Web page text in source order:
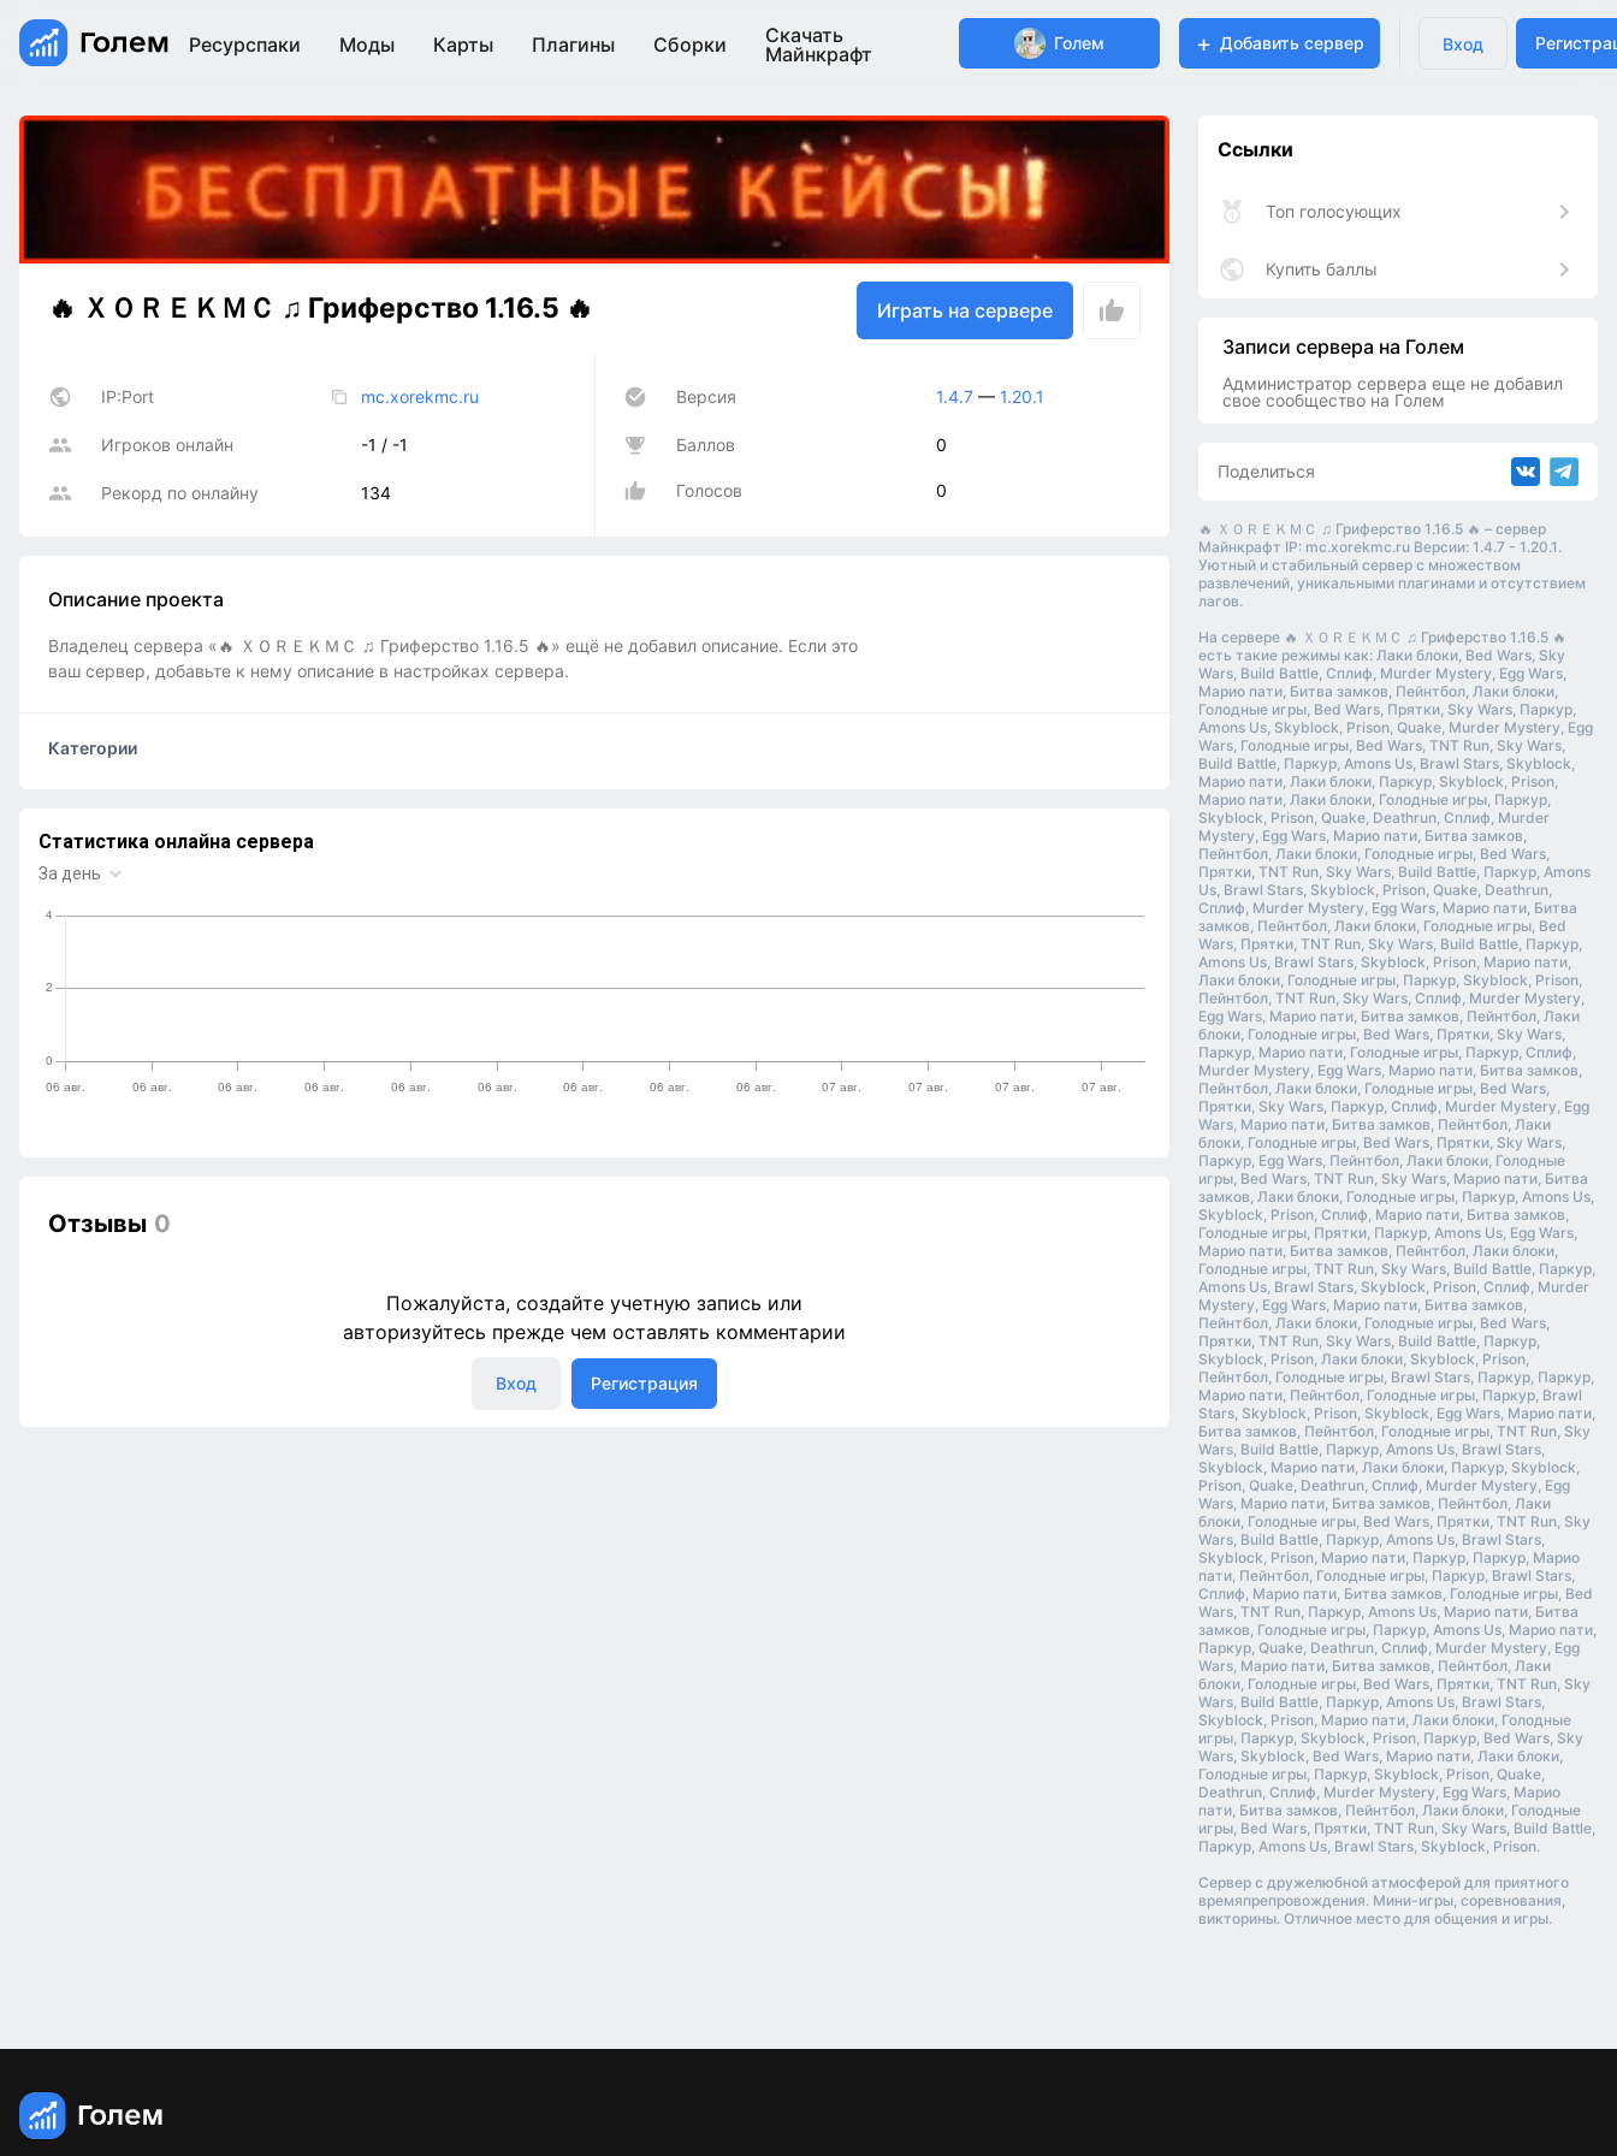
Ресурспаки Моды Карты Плагины Сборки
Скачать
Майнкрафт
Голем Добавить сервер Вход
🔥 ＸＯＲＥＫＭＣ ♫ Гриферство 1.16.5 🔥 Играть на сервере
IP:Port mc.xorekmc.ru
Игроков онлайн -1 / -1
Рекорд по онлайну 134
Версия 1.4.7 — 1.20.1
Баллов 0
Голосов 0
Описание проекта
Владелец сервера «🔥 ＸＯＲＥＫＭＣ ♫ Гриферство 1.16.5 🔥» ещё не добавил описание. Если это
ваш сервер, добавьте к нему описание в настройках сервера.
Категории
Отзывы 0
Пожалуйста, создайте учетную запись или
авторизуйтесь прежде чем оставлять комментарии
Вход Регистрация
Ссылки
Топ голосующих
Купить баллы
Записи сервера на Голем
Администратор сервера еще не добавил
свое сообщество на Голем
Поделиться
🔥 ＸＯＲＥＫＭＣ ♫ Гриферство 1.16.5 🔥 – сервер
Майнкрафт IP: mc.xorekmc.ru Версии: 1.4.7 - 1.20.1.
Уютный и стабильный сервер с множеством
развлечений, уникальными плагинами и отсутствием
лагов.
На сервере 🔥 ＸＯＲＥＫＭＣ ♫ Гриферство 1.16.5 🔥
есть такие режимы как: Лаки блоки, Bed Wars, Sky
Wars, Build Battle, Сплиф, Murder Mystery, Egg Wars,
Марио пати, Битва замков, Пейнтбол, Лаки блоки,
Голодные игры, Bed Wars, Прятки, Sky Wars, Паркур,
Amons Us, Skyblock, Prison, Quake, Murder Mystery, Egg
Wars, Голодные игры, Bed Wars, TNT Run, Sky Wars,
Build Battle, Паркур, Amons Us, Brawl Stars, Skyblock,
Марио пати, Лаки блоки, Паркур, Skyblock, Prison,
Марио пати, Лаки блоки, Голодные игры, Паркур,
Skyblock, Prison, Quake, Deathrun, Сплиф, Murder
Mystery, Egg Wars, Марио пати, Битва замков,
Пейнтбол, Лаки блоки, Голодные игры, Bed Wars,
Прятки, TNT Run, Sky Wars, Build Battle, Паркур, Amons
Us, Brawl Stars, Skyblock, Prison, Quake, Deathrun,
Сплиф, Murder Mystery, Egg Wars, Марио пати, Битва
замков, Пейнтбол, Лаки блоки, Голодные игры, Bed
Wars, Прятки, TNT Run, Sky Wars, Build Battle, Паркур,
Amons Us, Brawl Stars, Skyblock, Prison, Марио пати,
Лаки блоки, Голодные игры, Паркур, Skyblock, Prison,
Пейнтбол, TNT Run, Sky Wars, Сплиф, Murder Mystery,
Egg Wars, Марио пати, Битва замков, Пейнтбол, Лаки
блоки, Голодные игры, Bed Wars, Прятки, Sky Wars,
Паркур, Марио пати, Голодные игры, Паркур, Сплиф,
Murder Mystery, Egg Wars, Марио пати, Битва замков,
Пейнтбол, Лаки блоки, Голодные игры, Bed Wars,
Прятки, Sky Wars, Паркур, Сплиф, Murder Mystery, Egg
Wars, Марио пати, Битва замков, Пейнтбол, Лаки
блоки, Голодные игры, Bed Wars, Прятки, Sky Wars,
Паркур, Egg Wars, Пейнтбол, Лаки блоки, Голодные
игры, Bed Wars, TNT Run, Sky Wars, Марио пати, Битва
замков, Лаки блоки, Голодные игры, Паркур, Amons Us,
Skyblock, Prison, Сплиф, Марио пати, Битва замков,
Голодные игры, Прятки, Паркур, Amons Us, Egg Wars,
Марио пати, Битва замков, Пейнтбол, Лаки блоки,
Голодные игры, TNT Run, Sky Wars, Build Battle, Паркур,
Amons Us, Brawl Stars, Skyblock, Prison, Сплиф, Murder
Mystery, Egg Wars, Марио пати, Битва замков,
Пейнтбол, Лаки блоки, Голодные игры, Bed Wars,
Прятки, TNT Run, Sky Wars, Build Battle, Паркур,
Skyblock, Prison, Лаки блоки, Skyblock, Prison,
Пейнтбол, Голодные игры, Brawl Stars, Паркур, Паркур,
Марио пати, Пейнтбол, Голодные игры, Паркур, Brawl
Stars, Skyblock, Prison, Skyblock, Egg Wars, Марио пати,
Битва замков, Пейнтбол, Голодные игры, TNT Run, Sky
Wars, Build Battle, Паркур, Amons Us, Brawl Stars,
Skyblock, Марио пати, Лаки блоки, Паркур, Skyblock,
Prison, Quake, Deathrun, Сплиф, Murder Mystery, Egg
Wars, Марио пати, Битва замков, Пейнтбол, Лаки
блоки, Голодные игры, Bed Wars, Прятки, TNT Run, Sky
Wars, Build Battle, Паркур, Amons Us, Brawl Stars,
Skyblock, Prison, Марио пати, Паркур, Паркур, Марио
пати, Пейнтбол, Голодные игры, Паркур, Brawl Stars,
Сплиф, Марио пати, Битва замков, Голодные игры, Bed
Wars, TNT Run, Паркур, Amons Us, Марио пати, Битва
замков, Голодные игры, Паркур, Amons Us, Марио пати,
Паркур, Quake, Deathrun, Сплиф, Murder Mystery, Egg
Wars, Марио пати, Битва замков, Пейнтбол, Лаки
блоки, Голодные игры, Bed Wars, Прятки, TNT Run, Sky
Wars, Build Battle, Паркур, Amons Us, Brawl Stars,
Skyblock, Prison, Марио пати, Лаки блоки, Голодные
игры, Паркур, Skyblock, Prison, Паркур, Bed Wars, Sky
Wars, Skyblock, Bed Wars, Марио пати, Лаки блоки,
Голодные игры, Паркур, Skyblock, Prison, Quake,
Deathrun, Сплиф, Murder Mystery, Egg Wars, Марио
пати, Битва замков, Пейнтбол, Лаки блоки, Голодные
игры, Bed Wars, Прятки, TNT Run, Sky Wars, Build Battle,
Паркур, Amons Us, Brawl Stars, Skyblock, Prison.
Сервер с дружелюбной атмосферой для приятного
времяпрепровождения. Мини-игры, соревнования,
викторины. Отличное место для общения и игры.